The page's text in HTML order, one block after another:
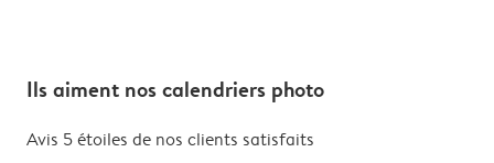
Ils aiment nos calendriers photo
Avis 5 étoiles de nos clients satisfaits